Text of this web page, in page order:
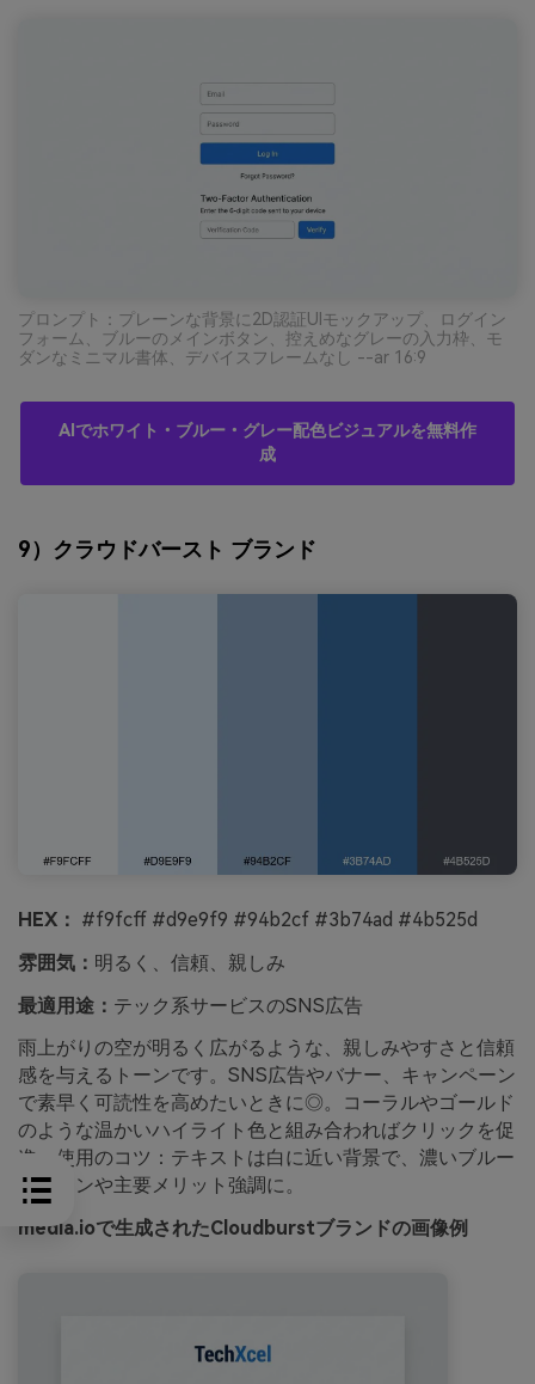
プロンプト：プレーンな背景に2D認証UIモックアップ、ログイン
フォーム、ブルーのメインボタン、控えめなグレーの入力枠、モ
ダンなミニマル書体、デバイスフレームなし --ar 16:9
AIでホワイト・ブルー・グレー配色ビジュアルを無料作
成
9）クラウドバースト ブランド
HEX： #f9fcff #d9e9f9 #94b2cf #3b74ad #4b525d
雰囲気： 明るく、信頼、親しみ
最適用途： テック系サービスのSNS広告
雨上がりの空が明るく広がるような、親しみやすさと信頼
感を与えるトーンです。SNS広告やバナー、キャンペーン
で素早く可読性を高めたいときに◎。コーラルやゴールド
のような温かいハイライト色と組み合わればクリックを促
進。使用のコツ：テキストは白に近い背景で、濃いブルー
をボタンや主要メリット強調に。
media.ioで生成されたCloudburstブランドの画像例